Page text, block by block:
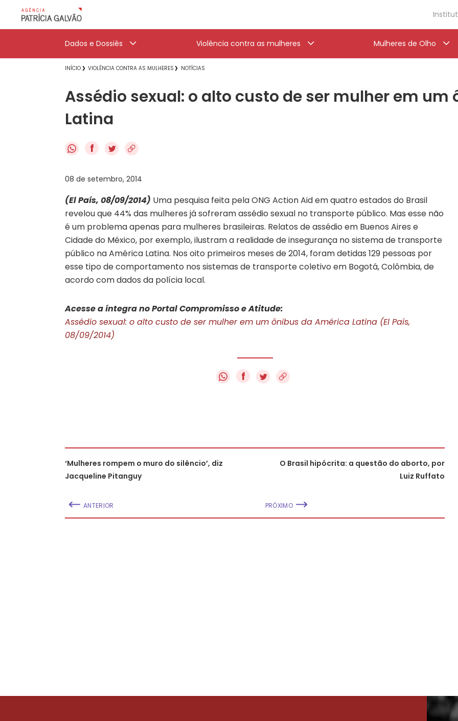
Dados e Dossiês Violência contra as mulheres Mulheres de Olho
INÍCIO VIOLÊNCIA CONTRA AS MULHERES NOTÍCIAS
Assédio sexual: o alto custo de ser mulher em
Latina
f
08 de setembro, 2014
(El País, 08/09/2014) Uma pesquisa feita pela ONG Action Aid em quatro estados do Brasil
revelou que 44% das mulheres já sofreram assédio sexual no transporte público. Mas esse não
é um problema apenas para mulheres brasileiras. Relatos de assédio em Buenos Aires e
Cidade do México, por exemplo, ilustram a realidade de insegurança no sistema de transporte
público na América Latina. Nos oito primeiros meses de 2014, foram detidas 129 pessoas por
esse tipo de comportamento nos sistemas de transporte coletivo em Bogotá, Colômbia, de
acordo com dados da polícia local.
Acesse a íntegra no Portal Compromisso e Atitude:
Assédio sexual: o alto custo de ser mulher em um ônibus da América Latina (El País,
08/09/2014)
f
‘Mulheres rompem o muro do silêncio’, diz
Jacqueline Pitanguy
ANTERIOR
O Brasil hipócrita: a questão do aborto, por
Luiz Ruffato
PRÓXIMO